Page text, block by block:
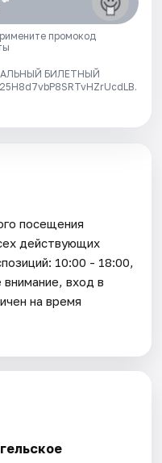
промокод
БИЛЕТНЫЙ
посещения
действующих
10:00 - 18:00,
вход в
на время